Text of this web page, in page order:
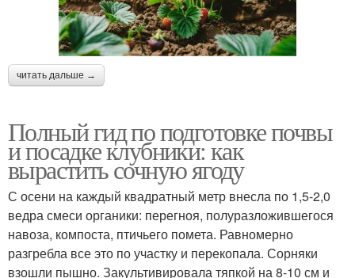
читать дальше →
Полный гид по подготовке почвы
и посадке клубники: как
вырастить сочную ягоду
С осени на каждый квадратный метр внесла по 1,5-2,0
ведра смеси органики: перегноя, полуразложившегося
навоза, компоста, птичьего помета. Равномерно
разгребла все это по участку и перекопала. Сорняки
взошли пышно. Закультивировала тяпкой на 8-10 см и